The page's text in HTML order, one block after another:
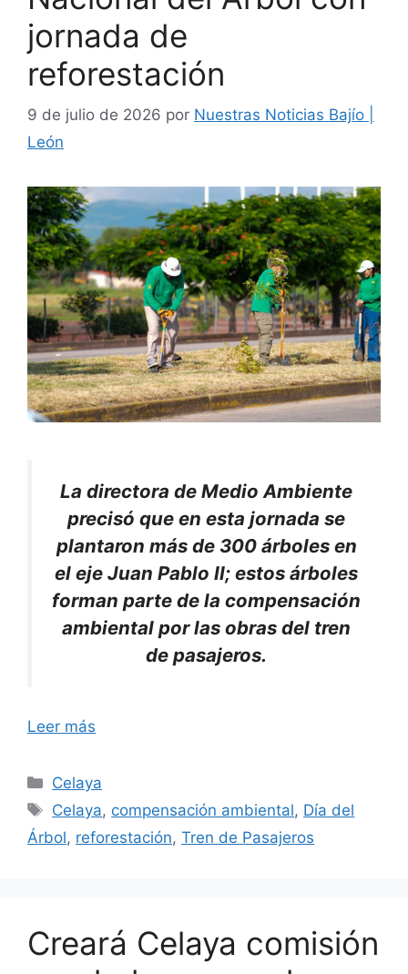
jornada de
reforestación
9 de julio de 2026 por Nuestras Noticias Bajío |
León
La directora de Medio Ambiente
precisó que en esta jornada se
plantaron más de 300 árboles en
el eje Juan Pablo II; estos árboles
forman parte de la compensación
ambiental por las obras del tren
de pasajeros.
Leer más
Categorías
Celaya
Etiquetas
Celaya, compensación ambiental, Día del
Árbol, reforestación, Tren de Pasajeros
Creará Celaya comisión